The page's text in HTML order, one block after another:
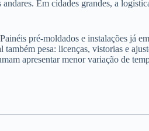
Em cidades grandes, a
pré-moldados e instalações já em
pesa: licenças, vistorias e
apresentar menor variação de